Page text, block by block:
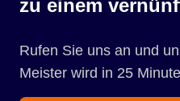
zu einem
Rufen Sie uns an und
Meister wird in 25